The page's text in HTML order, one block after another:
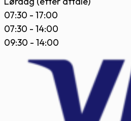
07:30 - 17:00
07:30 - 14:00
09:30 - 14:00